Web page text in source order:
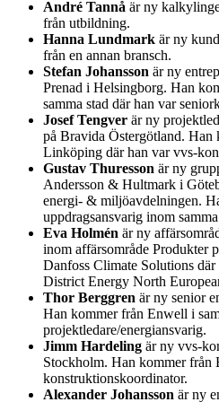
André Tannå är ny
från utbildning.
Hanna Lundmark är ny
från en annan bransch.
Stefan Johansson är ny
Prenad i Helsingborg. Han
samma stad där han var
Josef Tengver är ny
på Bravida Östergötland. Han
Linköping där han var vvs-
Gustav Thuresson är ny
Andersson & Hultmark i
energi- & miljöavdelningen.
uppdragsansvarig inom
Eva Holmén är ny
inom affärsområde Produkter
Danfoss Climate Solutions
District Energy North
Thor Berggren är ny senior
Han kommer från Enwell i
projektledare/energiansvarig.
Jimm Hardeling är ny vvs-
Stockholm. Han kommer från
konstruktionskoordinator.
Alexander Johansson är ny